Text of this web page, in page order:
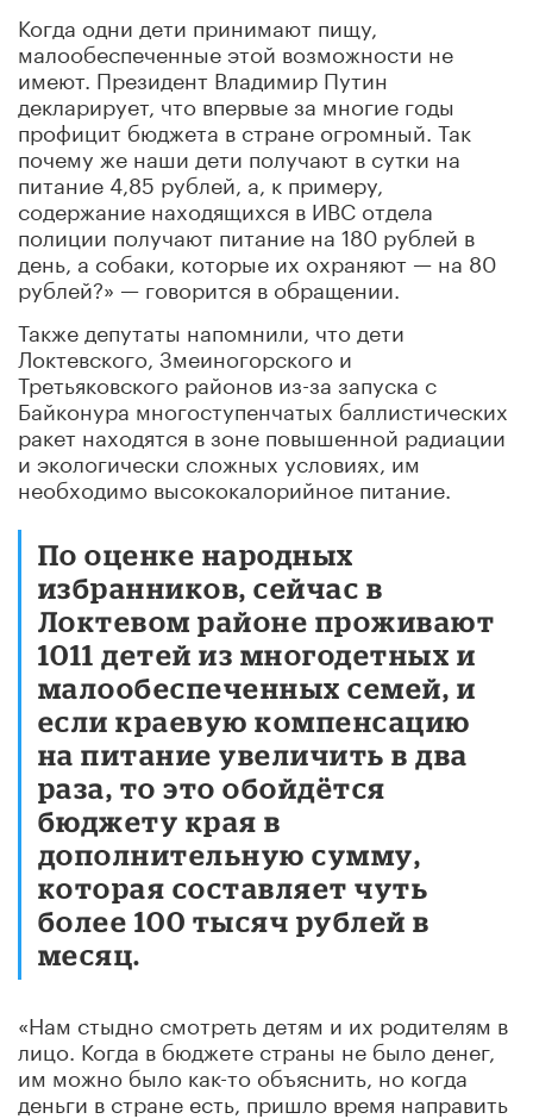
Когда одни дети принимают пищу,
малообеспеченные этой возможности не
имеют. Президент Владимир Путин
декларирует, что впервые за многие годы
профицит бюджета в стране огромный. Так
почему же наши дети получают в сутки на
питание 4,85 рублей, а, к примеру,
содержание находящихся в ИВС отдела
полиции получают питание на 180 рублей в
день, а собаки, которые их охраняют — на 80
рублей?» — говорится в обращении.
Также депутаты напомнили, что дети
Локтевского, Змеиногорского и
Третьяковского районов из-за запуска с
Байконура многоступенчатых баллистических
ракет находятся в зоне повышенной радиации
и экологически сложных условиях, им
необходимо высококалорийное питание.
По оценке народных
избранников, сейчас в
Локтевом районе проживают
1011 детей из многодетных и
малообеспеченных семей, и
если краевую компенсацию
на питание увеличить в два
раза, то это обойдётся
бюджету края в
дополнительную сумму,
которая составляет чуть
более 100 тысяч рублей в
месяц.
«Нам стыдно смотреть детям и их родителям в
лицо. Когда в бюджете страны не было денег,
им можно было как-то объяснить, но когда
деньги в стране есть, пришло время направить